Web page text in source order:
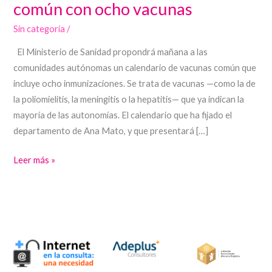
común con ocho vacunas
Sin categoría /
El Ministerio de Sanidad propondrá mañana a las
comunidades autónomas un calendario de vacunas común que
incluye ocho inmunizaciones. Se trata de vacunas —como la de
la poliomielitis, la meningitis o la hepatitis— que ya indican la
mayoría de las autonomías. El calendario que ha fijado el
departamento de Ana Mato, y que presentará […]
un
calendario
común
ocho
vacunas
Leer más »